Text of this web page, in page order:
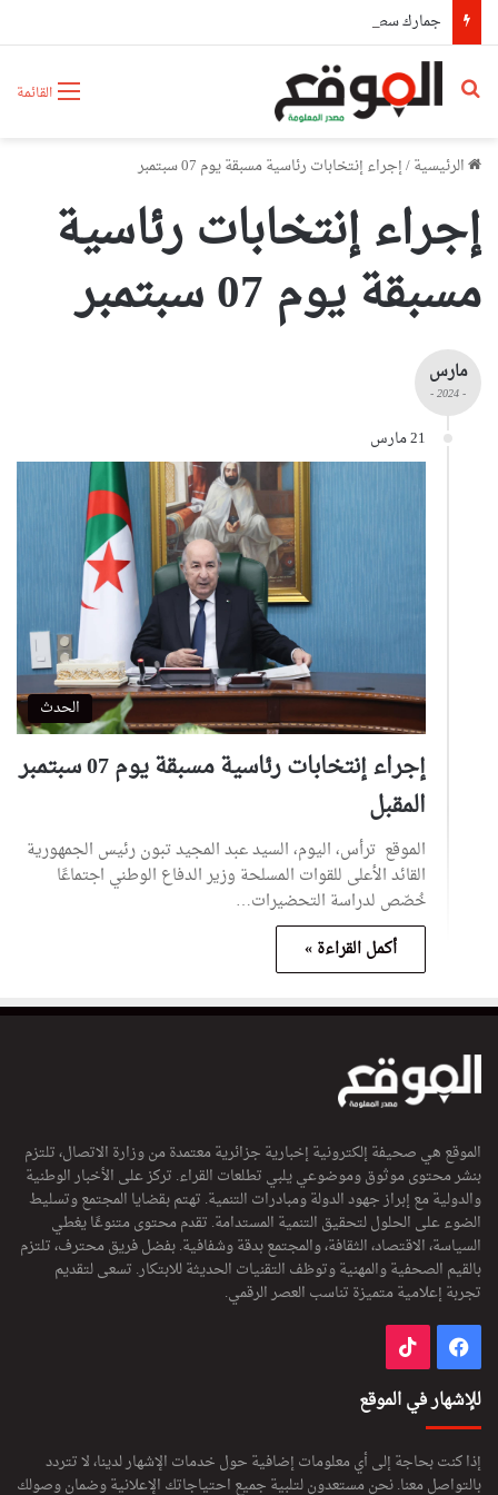
القائمة بحث عن
الرئيسية/إجراء إنتخابات رئاسية مسبقة يوم 07 سبتمبر
إجراء إنتخابات رئاسية
مسبقة يوم 07 سبتمبر
مارس
- 2024 -
21 مارس
الحدث
إجراء إنتخابات رئاسية مسبقة يوم 07 سبتمبر
المقبل
الموقع ترأس، اليوم، السيد عبد المجيد تبون رئيس الجمهورية
القائد الأعلى للقوات المسلحة وزير الدفاع الوطني اجتماعًا
خُصّص لدراسة التحضيرات…
أكمل القراءة »
الموقع هي صحيفة إلكترونية إخبارية جزائرية معتمدة من وزارة الاتصال، تلتزم
بنشر محتوى موثوق وموضوعي يلبي تطلعات القراء. تركز على الأخبار الوطنية
والدولية مع إبراز جهود الدولة ومبادرات التنمية. تهتم بقضايا المجتمع وتسليط
الضوء على الحلول لتحقيق التنمية المستدامة. تقدم محتوى متنوعًا يغطي
السياسة، الاقتصاد، الثقافة، والمجتمع بدقة وشفافية. بفضل فريق محترف، تلتزم
بالقيم الصحفية والمهنية وتوظف التقنيات الحديثة للابتكار. تسعى لتقديم
تجربة إعلامية متميزة تناسب العصر الرقمي.
فيسبوك
للإشهار في الموقع
إذا كنت بحاجة إلى أي معلومات إضافية حول خدمات الإشهار لدينا، لا تتردد
بالتواصل معنا. نحن مستعدون لتلبية جميع احتياجاتك الإعلانية وضمان وصولك